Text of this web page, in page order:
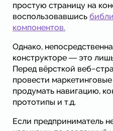
простую страницу на
воспользовавшись
компонентов.
Однако,
конструкторе ― это
Перед вёрсткой
провести
продумать навигацию,
прототипы и т.д.
Если предприниматель